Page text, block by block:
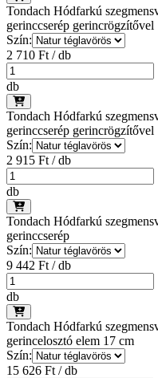
Tondach Hódfarkú
gerinccserép gerincrögzítővel
Szín:
2 710 Ft / db
db
Tondach Hódfarkú
gerinccserép gerincrögzítővel
Szín:
2 915 Ft / db
db
Tondach Hódfarkú
gerinccserép
Szín:
9 442 Ft / db
db
Tondach Hódfarkú
gerincelosztó elem 17 cm
Szín:
15 626 Ft / db